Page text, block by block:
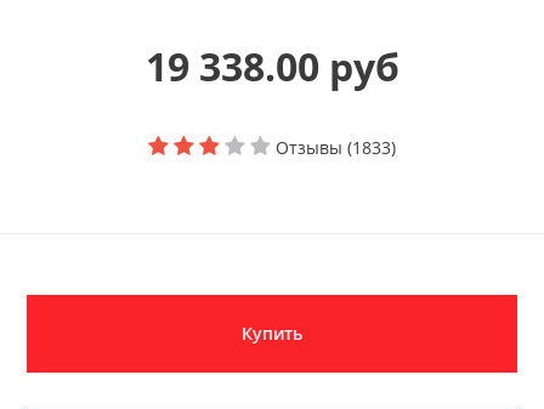
19 338.00 руб
Отзывы (1833)
Купить